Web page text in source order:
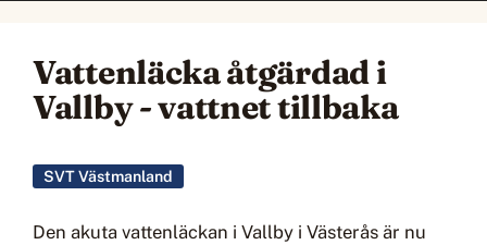
Vattenläcka åtgärdad i
Vallby - vattnet tillbaka
SVT Västmanland
Den akuta vattenläckan i Vallby i Västerås är nu